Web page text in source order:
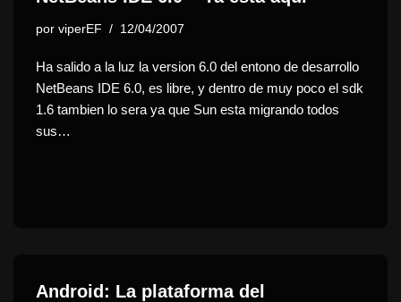
por viperEF 12/04/2007
Ha salido a la luz la version 6.0 del entono de desarrollo
NetBeans IDE 6.0, es libre, y dentro de muy poco el sdk
1.6 tambien lo sera ya que Sun esta migrando todos
sus…
Android: La plataforma del